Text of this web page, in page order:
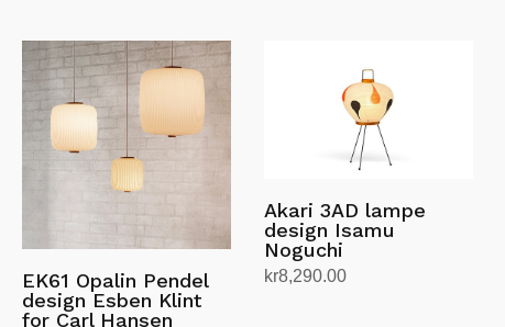
EK61 Opalin Pendel
design Esben Klint
for Carl Hansen
Akari 3AD lampe
design Isamu
Noguchi
kr8,290.00